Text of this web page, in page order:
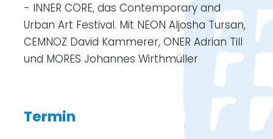
- INNER CORE, das Contemporary and
Urban Art Festival. Mit NEON Aljosha Tursan,
CEMNOZ David Kammerer, ONER Adrian Till
und MORES Johannes Wirthmüller
Termin